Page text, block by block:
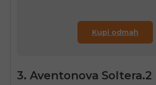
Kupi odmah
3. Aventonova Soltera.2